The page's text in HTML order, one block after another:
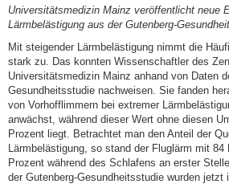
Universitätsmedizin Mainz veröffentlicht neue
Lärmbelästigung aus der Gutenberg-
Mit steigender Lärmbelästigung nimmt die
stark zu. Das konnten Wissenschaftler des
Universitätsmedizin Mainz anhand von Daten
Gesundheitsstudie nachweisen. Sie fanden
von Vorhofflimmern bei extremer
anwächst, während dieser Wert ohne diesen
Prozent liegt. Betrachtet man den Anteil der
Lärmbelästigung, so stand der Fluglärm mit
Prozent während des Schlafens an erster
der Gutenberg-Gesundheitsstudie wurden jetzt